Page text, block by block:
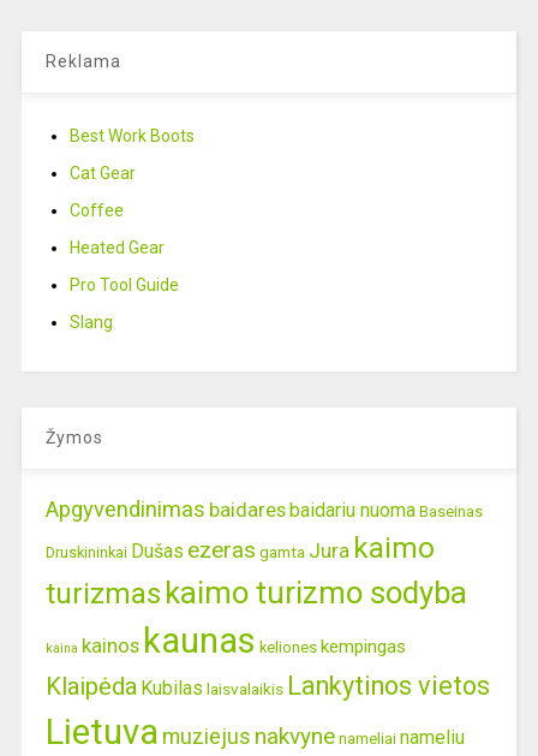
Reklama
Best Work Boots
Cat Gear
Coffee
Heated Gear
Pro Tool Guide
Slang
Žymos
Apgyvendinimas baidaresbaidariu nuoma Baseinas
Druskininkai Dušas ezeras gamta Jura kaimo
turizmas kaimo turizmo sodyba
kaina kainos kaunas keliones kempingas
Klaipėda Kubilas laisvalaikis Lankytinos vietos
Lietuva muziejus nakvyne nameliai nameliu